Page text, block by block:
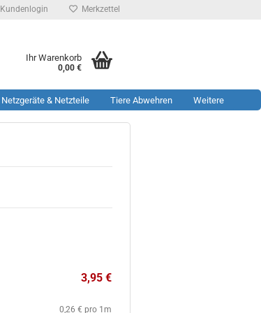
Kundenlogin Merkzettel
Ihr Warenkorb
0,00 €
Netzgeräte & Netzteile Tiere Abwehren Weitere
3,95 €
0,26 € pro 1m